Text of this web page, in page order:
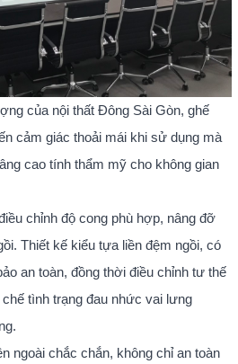
của nội thất Đông Sài Gòn, ghế
cảm giác thoải mái khi sử dụng mà
cao tính thẩm mỹ cho không gian
chỉnh độ cong phù hợp, nâng đỡ
Thiết kế kiểu tựa liền đệm ngồi, có
an toàn, đồng thời điều chỉnh tư thế
tình trạng đau nhức vai lưng
ngoài chắc chắn, không chỉ an toàn